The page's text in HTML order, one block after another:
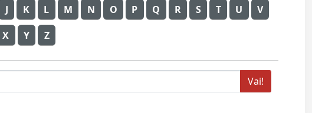
J K L M N O P Q R S T U V
X Y Z